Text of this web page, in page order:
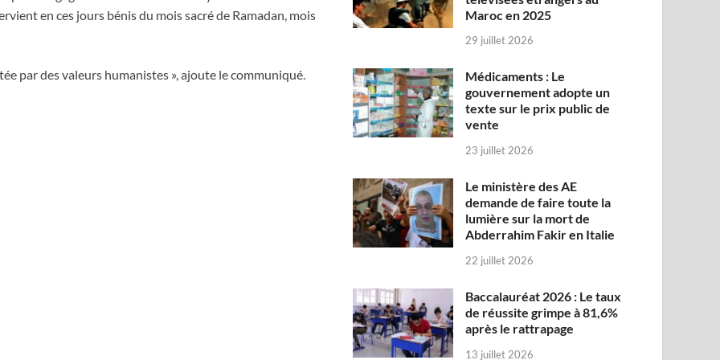
en ces jours bénis du mois sacré de Ramadan, mois
par des valeurs humanistes », ajoute le communiqué.
Maroc en 2025
29 juillet 2026
Médicaments : Le
gouvernement adopte un
texte sur le prix public de
vente
23 juillet 2026
Le ministère des AE
demande de faire toute la
lumière sur la mort de
Abderrahim Fakir en Italie
22 juillet 2026
Baccalauréat 2026 : Le taux
de réussite grimpe à 81,6%
après le rattrapage
13 juillet 2026